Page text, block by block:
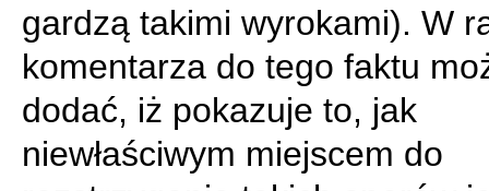
gardzą takimi wyrokami). W
komentarza do tego faktu
dodać, iż pokazuje to, jak
niewłaściwym miejscem do